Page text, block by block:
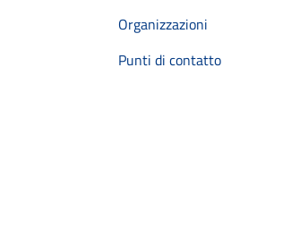
Organizzazioni
Punti di contatto